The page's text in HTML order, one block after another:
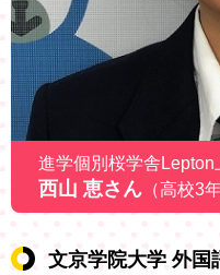
進学個別桜学舎Lepton
西山 恵さん （高校3
文京学院大学 外国